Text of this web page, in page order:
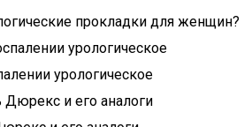
прокладки для женщин?
урологическое